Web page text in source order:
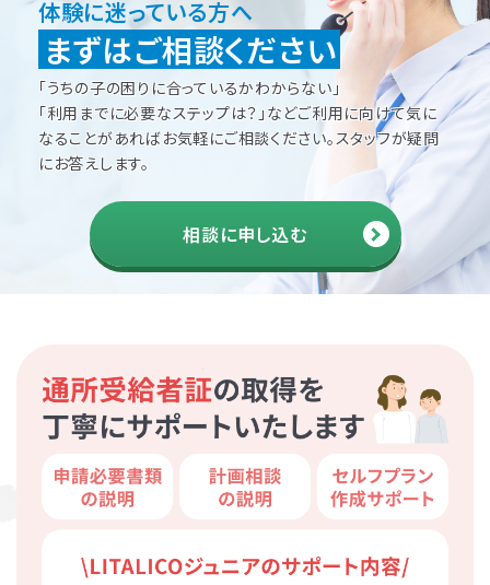
体験に迷っている方へ
まずはご相談ください
「うちの子の困りに合っているかわからない」
「利用までに必要なステップは？」などご利用に向けて気に
なることがあればお気軽にご相談ください。スタッフが疑問
にお答えします。
相談に申し込む